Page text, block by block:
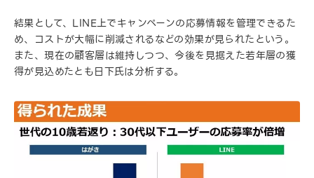
結果として、LINE上でキャンペーンの応募情報を管理できるた
め、コストが大幅に削減されるなどの効果が見られたという。
また、現在の顧客層は維持しつつ、今後を見据えた若年層の獲
得が見込めたとも日下氏は分析する。